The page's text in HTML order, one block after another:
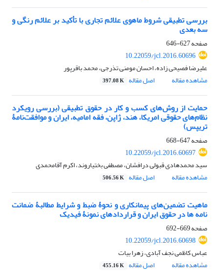
بررسی تطبیقی شروط ماهوی علائم تجاری با تأکید بر علائم رنگی و
سه بعدی
صفحه627-646
10.22059/jcl.2016.60696
علیرضا فصیحی زاده، احسان مومنی تذرجی، محمد باقرپور
مشاهده مقاله
اصل مقاله 397.08 K
حمایت از روش‌های کسب و کار در حقوق تطبیقی (بررسی رویکرد
نظام‌های حقوقی امریکا، هند، ژاپن، فقه امامیه، ایران و موافقت‌نامۀ
تریپس)
صفحه647-668
10.22059/jcl.2016.60697
سید محمدهادی قبولی درافشان، مصطفی بختیاروند، اکرم آقامحمدی
مشاهده مقاله
اصل مقاله 506.56 K
ماهیت تضمین‌های پیمانکاری و نحوۀ ضبط و شرایط مطالبۀ ضمانت
نامه ها در حقوق ایران و قراردادهای نمونۀ فیدیک
صفحه669-692
10.22059/jcl.2016.60698
عباس کاظمی نجف آبادی، زهرا بیات
مشاهده مقاله
اصل مقاله 455.16 K